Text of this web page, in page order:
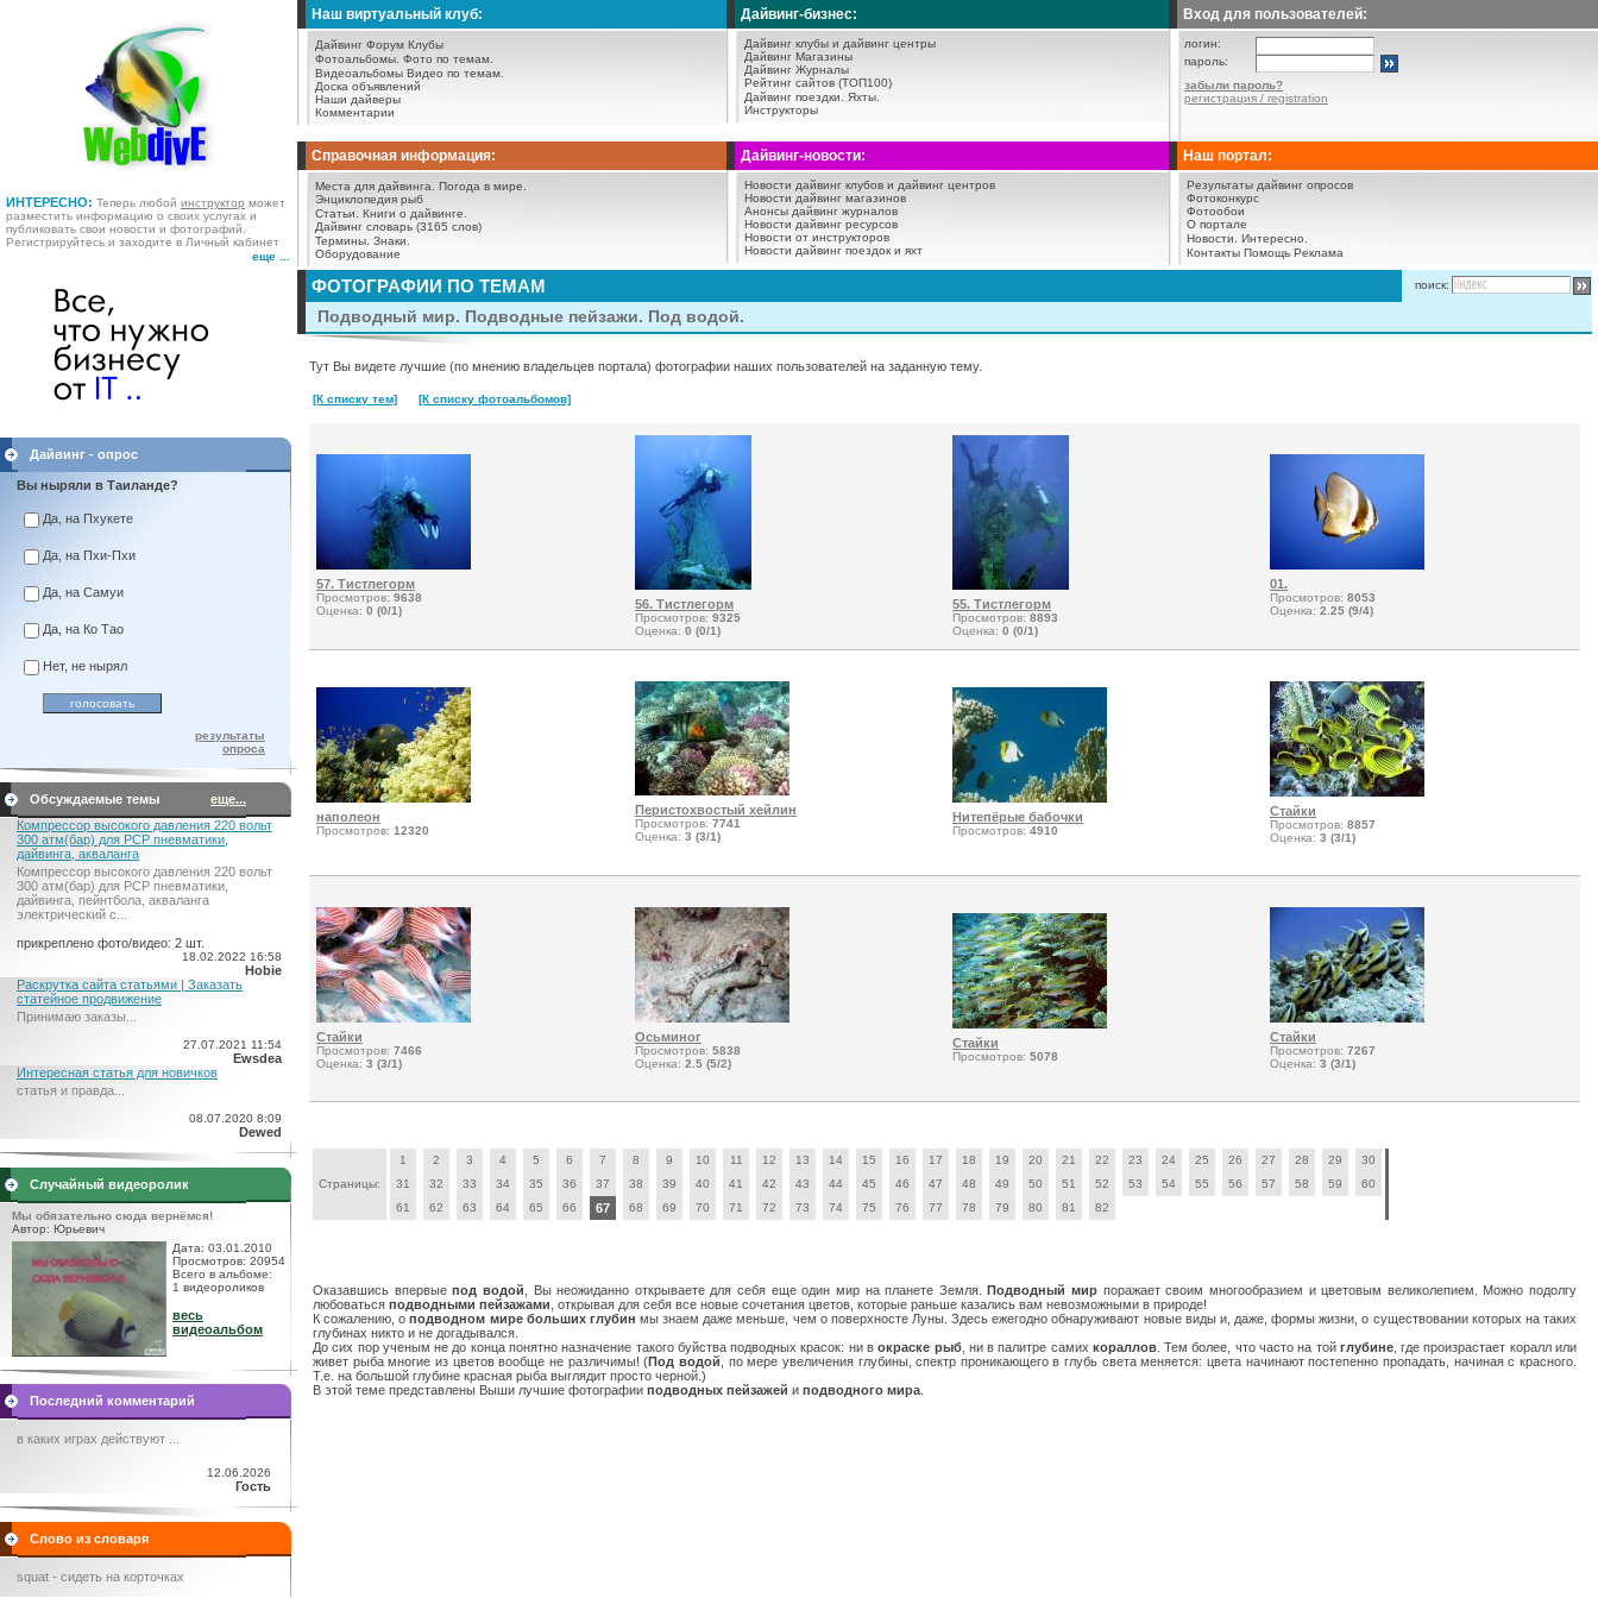
ИНТЕРЕСНО: Теперь любой инструктор может
разместить информацию о своих услугах и
публиковать свои новости и фотографий.
Регистрируйтесь и заходите в Личный кабинет
еще ...
Наш виртуальный клуб:
Дайвинг Форум Клубы
Фотоальбомы. Фото по темам.
Видеоальбомы Видео по темам.
Доска объявлений
Наши дайверы
Комментарии
Дайвинг-бизнес:
Дайвинг клубы и дайвинг центры
Дайвинг Магазины
Дайвинг Журналы
Рейтинг сайтов (ТОП100)
Дайвинг поездки.
Яхты.
Инструкторы
Вход для пользователей:
логин:
пароль:
забыли пароль?
регистрация / registration
Справочная информация:
Места для дайвинга.
Погода в мире.
Энциклопедия рыб
Статьи.
Книги о дайвинге.
Дайвинг словарь (3165 слов)
Термины. Знаки.
Оборудование
Дайвинг-новости:
Новости дайвинг клубов и дайвинг центров
Новости дайвинг магазинов
Анонсы дайвинг журналов
Новости дайвинг ресурсов
Новости от инструкторов
Новости дайвинг поездок и яхт
Наш портал:
Результаты дайвинг опросов
Фотоконкурс
Фотообои
О портале
Новости.
Интересно.
Контакты Помощь Реклама
Дайвинг - опрос
Вы ныряли в Таиланде?
Да, на Пхукете
Да, на Пхи-Пхи
Да, на Самуи
Да, на Ко Тао
Нет, не нырял
результаты
опроса
Обсуждаемые темы
еще...
Компрессор высокого давления 220 вольт
300 атм(бар) для PCP пневматики,
дайвинга, акваланга
Компрессор высокого давления 220 вольт
300 атм(бар) для PCP пневматики,
дайвинга, пейнтбола, акваланга
электрический c...
прикреплено фото/видео: 2 шт.
18.02.2022 16:58
Hobie
Раскрутка сайта статьями | Заказать
статейное продвижение
Принимаю заказы...
27.07.2021 11:54
Ewsdea
Интересная статья для новичков
статья и правда...
08.07.2020 8:09
Dewed
Случайный видеоролик
Мы обязательно сюда вернёмся!
Автор: Юрьевич
Дата: 03.01.2010
Просмотров: 20954
Всего в альбоме:
1 видеороликов
весь
видеоальбом
Последний комментарий
в каких играх действуют ...
12.06.2026
Гость
Слово из словаря
squat - сидеть на корточках
ФОТОГРАФИИ ПО ТЕМАМ поиск:
Подводный мир. Подводные пейзажи. Под водой.
Тут Вы видете лучшие (по мнению владельцев портала) фотографии наших пользователей на заданную тему.
[К списку тем] [К списку фотоальбомов]
57. Тистлегорм
Просмотров: 9638
Оценка: 0 (0/1) 56. Тистлегорм
Просмотров: 9325
Оценка: 0 (0/1)
55. Тистлегорм
Просмотров: 8893
Оценка: 0 (0/1)
01.
Просмотров: 8053
Оценка: 2.25 (9/4)
наполеон
Просмотров: 12320
Перистохвостый хейлин
Просмотров: 7741
Оценка: 3 (3/1)
Нитепёрые бабочки
Просмотров: 4910
Стайки
Просмотров: 8857
Оценка: 3 (3/1)
Стайки
Просмотров: 7466
Оценка: 3 (3/1)
Осьминог
Просмотров: 5838
Оценка: 2.5 (5/2)
Стайки
Просмотров: 5078
Стайки
Просмотров: 7267
Оценка: 3 (3/1)
Страницы:
1 2 3 4 5 6 7 8 9 10 11 12 13 14 15 16 17 18 19 20 21 22 23 24 25 26 27 28 29
30
31
32 33 34 35 36 37 38 39 40 41 42 43 44 45 46 47 48 49 50 51 52 53 54 55 56 57 58 59
60
61
62 63 64 65 66 67 68 69 70 71 72 73 74 75 76 77 78 79 80 81 82
Оказавшись впервыепод водой , Вы неожиданно открываете для себя еще один мир на планете Земля.Подводный мир поражает своим многообразием и цветовым великолепием. Можно подолгу
любоваться подводными пейзажами , открывая для себя все новые сочетания цветов, которые раньше казались вам невозможными в природе!
К сожалению, оподводном мире больших глубин мы знаем даже меньше, чем о поверхносте Луны. Здесь ежегодно обнаруживают новые виды и, даже, формы жизни, о существовании которых на таких
глубинах никто и не догадывался.
До сих пор ученым не до конца понятно назначение такого буйства подводных красок: ни вокраске рыб, ни в палитре самих кораллов. Тем более, что часто на той глубине, где произрастает коралл или
живет рыба многие из цветов вообще не различимы! (Под водой , по мере увеличения глубины, спектр проникающего в глубь света меняется: цвета начинают постепенно пропадать, начиная с красного.
Т.е. на большой глубине красная рыба выглядит просто черной.)
В этой теме представлены Выши лучшие фотографии подводных пейзажей и подводного мира